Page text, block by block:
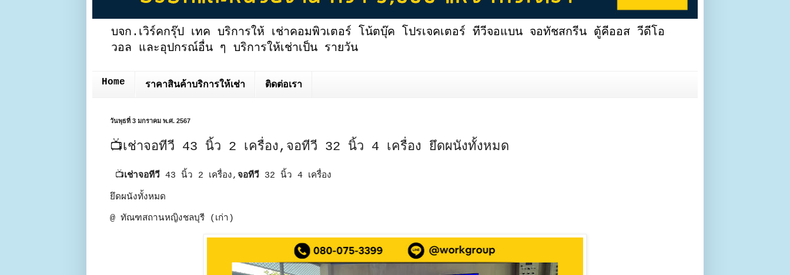
บจก.เวิร์คกรุ๊ป เทค บริการให้ เช่าคอมพิวเตอร์ โน้ตบุ๊ค โปรเจคเตอร์ ทีวีจอแบน จอทัชสกรีน ตู้คีออส วีดีโอ
วอล และอุปกรณ์อื่น ๆ บริการให้เช่าเป็น รายวัน
Home ราคาสินค้าบริการให้เช่า ติดต่อเรา
วันพุธที่ 3 มกราคม พ.ศ. 2567
📺เช่าจอทีวี 43 นิ้ว 2 เครื่อง,จอทีวี 32 นิ้ว 4 เครื่อง ยึดผนังทั้งหมด
📺เช่าจอทีวี 43 นิ้ว 2 เครื่อง, จอทีวี 32 นิ้ว 4 เครื่อง
ยึดผนังทั้งหมด
@ ทัณฑสถานหญิงชลบุรี (เก่า)